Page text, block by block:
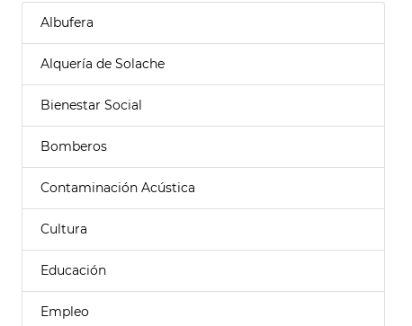
Albufera
Alquería de Solache
Bienestar Social
Bomberos
Contaminación Acústica
Cultura
Educación
Empleo